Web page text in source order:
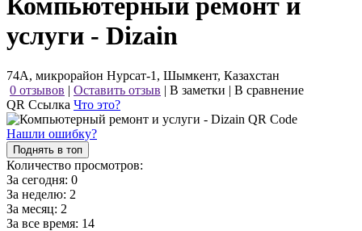
Компьютерный ремонт и
услуги - Dizain
74А, микрорайон Нурсат-1, Шымкент, Казахстан
0 отзывов | Оставить отзыв | В заметки | В сравнение
QR Ссылка Что это?
Нашли ошибку?
Поднять в топ
Количество просмотров:
За сегодня: 0
За неделю: 2
За месяц: 2
За все время: 14